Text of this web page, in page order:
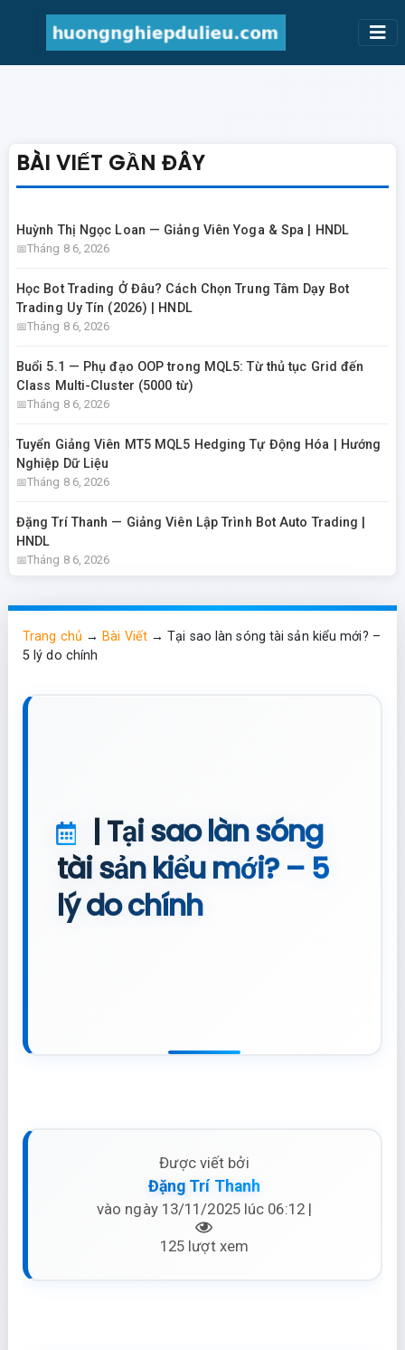
BÀI VIẾT GẦN ĐÂY
Huỳnh Thị Ngọc Loan — Giảng Viên Yoga & Spa | HNDL
Tháng 8 6, 2026
Học Bot Trading Ở Đâu? Cách Chọn Trung Tâm Dạy Bot
Trading Uy Tín (2026) | HNDL
Tháng 8 6, 2026
Buổi 5.1 — Phụ đạo OOP trong MQL5: Từ thủ tục Grid đến
Class Multi-Cluster (5000 từ)
Tháng 8 6, 2026
Tuyển Giảng Viên MT5 MQL5 Hedging Tự Động Hóa | Hướng
Nghiệp Dữ Liệu
Tháng 8 6, 2026
Đặng Trí Thanh — Giảng Viên Lập Trình Bot Auto Trading |
HNDL
Tháng 8 6, 2026
Trang chủ →Bài Viết→Tại sao làn sóng tài sản kiểu mới? –
5 lý do chính
| Tại sao làn sóng
tài sản kiểu mới? – 5
lý do chính
Được viết bởi
Đặng Trí Thanh
vào ngày 13/11/2025 lúc 06:12 |
125 lượt xem